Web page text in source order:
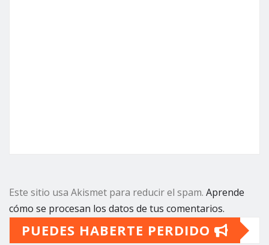
Este sitio usa Akismet para reducir el spam. Aprende
cómo se procesan los datos de tus comentarios.
PUEDES HABERTE PERDIDO